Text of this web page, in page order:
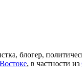
блогер,
, в частности из